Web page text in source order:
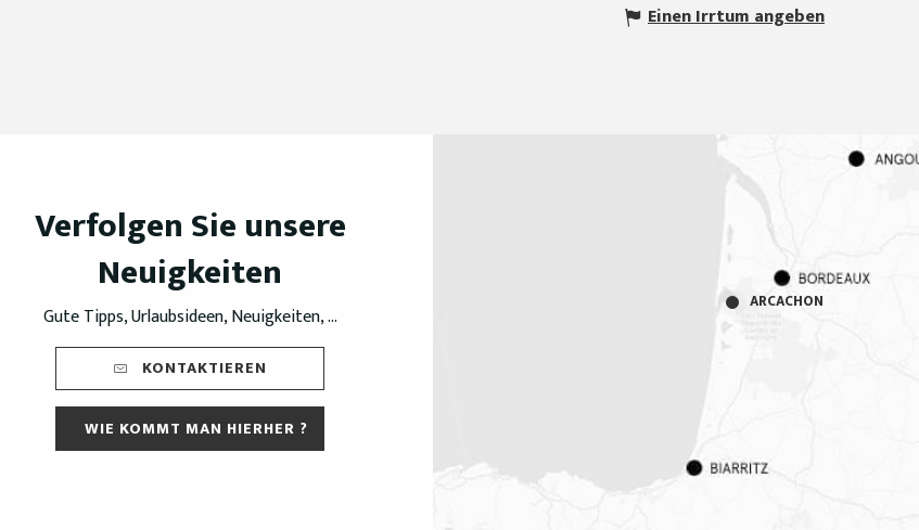
Einen Irrtum angeben
Verfolgen Sie unsere
Neuigkeiten
Gute Tipps, Urlaubsideen, Neuigkeiten, ...
KONTAKTIEREN
WIE KOMMT MAN HIERHER ?
ARCACHON